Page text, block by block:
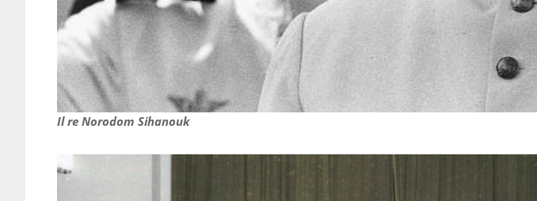
Il re Norodom Sihanouk